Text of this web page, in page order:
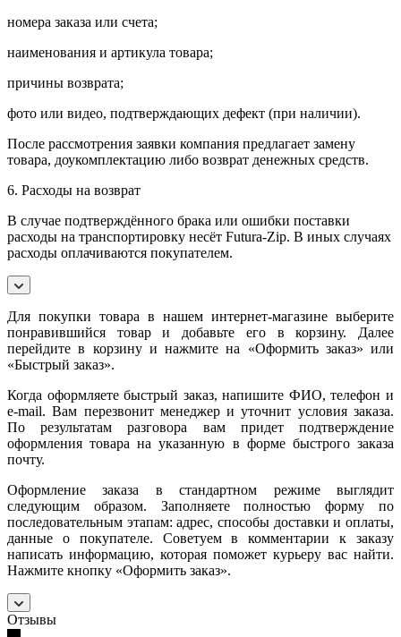
номера заказа или счета;
наименования и артикула товара;
причины возврата;
фото или видео, подтверждающих дефект (при наличии).
После рассмотрения заявки компания предлагает замену
товара, доукомплектацию либо возврат денежных средств.
6. Расходы на возврат
В случае подтверждённого брака или ошибки поставки
расходы на транспортировку несёт Futura-Zip. В иных случаях
расходы оплачиваются покупателем.
Для покупки товара в нашем интернет-магазине выберите
понравившийся товар и добавьте его в корзину. Далее
перейдите в корзину и нажмите на «Оформить заказ» или
«Быстрый заказ».
Когда оформляете быстрый заказ, напишите ФИО, телефон и
e-mail. Вам перезвонит менеджер и уточнит условия заказа.
По результатам разговора вам придет подтверждение
оформления товара на указанную в форме быстрого заказа
почту.
Оформление заказа в стандартном режиме выглядит
следующим образом. Заполняете полностью форму по
последовательным этапам: адрес, способы доставки и оплаты,
данные о покупателе. Советуем в комментарии к заказу
написать информацию, которая поможет курьеру вас найти.
Нажмите кнопку «Оформить заказ».
Отзывы